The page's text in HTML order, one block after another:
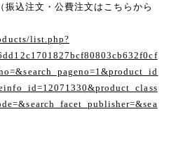
込注文・公費注文はこちらから
list.php?